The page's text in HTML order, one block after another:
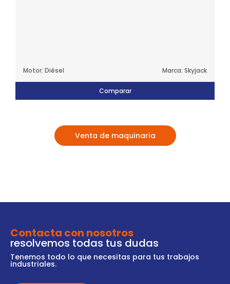
Motor: Diésel Marca: Skyjack
Comparar
Venta de maquinaria
Contacta con nosotros
resolvemos todas tus dudas
Tenemos todo lo que necesitas para tus trabajos
industriales.